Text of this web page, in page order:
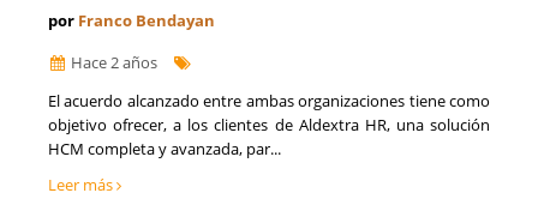
por Franco Bendayan
Hace 2 años
El acuerdo alcanzado entre ambas organizaciones tiene como
objetivo ofrecer, a los clientes de Aldextra HR, una solución
HCM completa y avanzada, par...
Leer más